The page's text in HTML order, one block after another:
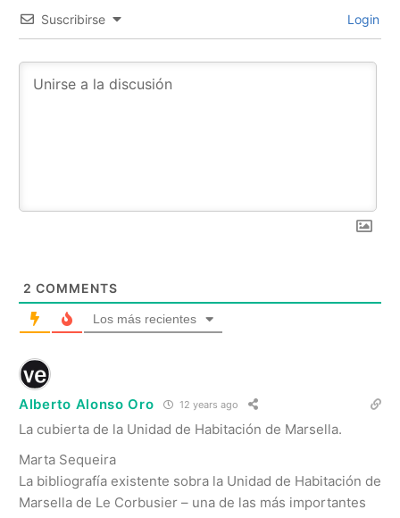
Suscribirse Login
2 COMMENTS
Los más recientes
Alberto Alonso Oro 12 years ago
La cubierta de la Unidad de Habitación de Marsella.
Marta Sequeira
La bibliografía existente sobra la Unidad de Habitación de
Marsella de Le Corbusier – una de las más importantes